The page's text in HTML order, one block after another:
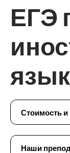
ЕГЭ
Стоимость и
Наши